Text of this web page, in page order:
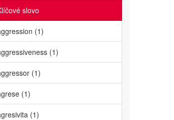
slovo
(1)
(1)
(1)
(1)
(1)